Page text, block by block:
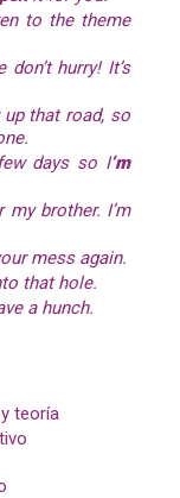
to the theme
hurry! It’s
that road, so
days so I‘m
brother. I’m
mess again.
that hole.
a hunch.
teoría